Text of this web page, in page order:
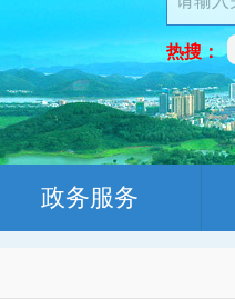
热搜：
政务服务